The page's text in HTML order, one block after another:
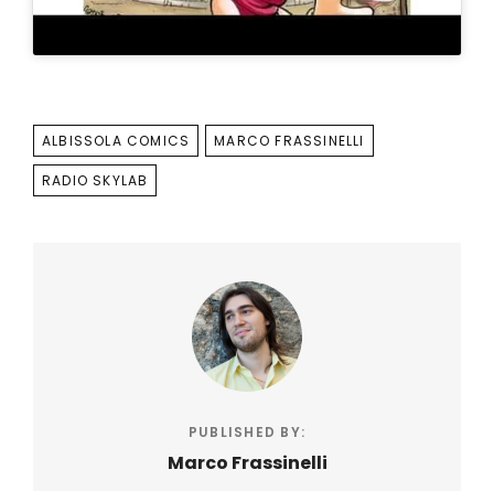
TAGS
ALBISSOLA COMICS MARCO FRASSINELLI
RADIO SKYLAB
PUBLISHED BY:
Marco Frassinelli